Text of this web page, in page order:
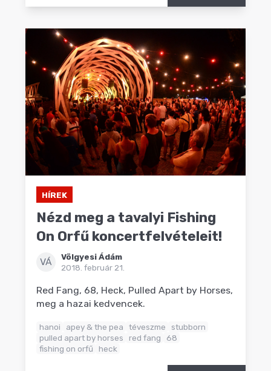
HÍREK
Nézd meg a tavalyi Fishing
On Orfű koncertfelvételeit!
VÁ
Völgyesi Ádám
2018. február 21.
Red Fang, 68, Heck, Pulled Apart by Horses,
meg a hazai kedvencek.
hanoi apey & the pea téveszme
stubborn
pulled apart by horses
red fang
68
fishing on orfű
heck